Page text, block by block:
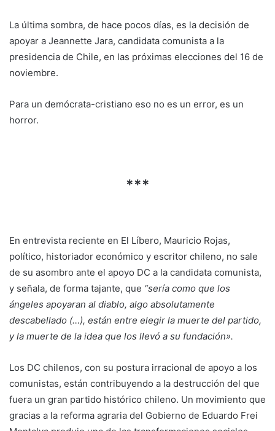
La última sombra, de hace pocos días, es la decisión de
apoyar a Jeannette Jara, candidata comunista a la
presidencia de Chile, en las próximas elecciones del 16 de
noviembre.
Para un demócrata-cristiano eso no es un error, es un
horror.
***
En entrevista reciente en El Líbero, Mauricio Rojas,
político, historiador económico y escritor chileno, no sale
de su asombro ante el apoyo DC a la candidata comunista,
y señala, de forma tajante, que “sería como que los
ángeles apoyaran al diablo, algo absolutamente
descabellado (…), están entre elegir la muerte del partido,
y la muerte de la idea que los llevó a su fundación».
Los DC chilenos, con su postura irracional de apoyo a los
comunistas, están contribuyendo a la destrucción del que
fuera un gran partido histórico chileno. Un movimiento que
gracias a la reforma agraria del Gobierno de Eduardo Frei